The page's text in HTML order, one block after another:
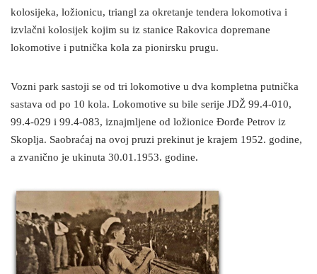
kolosijeka, ložionicu, triangl za okretanje tendera lokomotiva i
izvlačni kolosijek kojim su iz stanice Rakovica dopremane
lokomotive i putnička kola za pionirsku prugu.
Vozni park sastoji se od tri lokomotive u dva kompletna putnička
sastava od po 10 kola. Lokomotive su bile serije JDŽ 99.4-010,
99.4-029 i 99.4-083, iznajmljene od ložionice Đorđe Petrov iz
Skoplja. Saobraćaj na ovoj pruzi prekinut je krajem 1952. godine,
a zvanično je ukinuta 30.01.1953. godine.